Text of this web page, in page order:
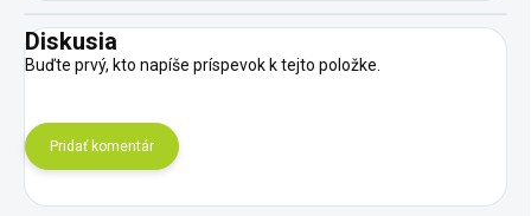
Diskusia
Buďte prvý, kto napíše príspevok k tejto položke.
Pridať komentár